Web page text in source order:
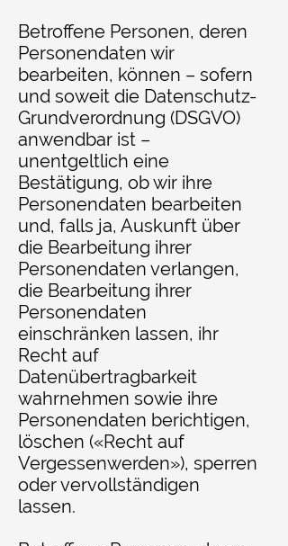
Betroffene Personen, deren
Personendaten wir
bearbeiten, können – sofern
und soweit die Datenschutz-
Grundverordnung (DSGVO)
anwendbar ist –
unentgeltlich eine
Bestätigung, ob wir ihre
Personendaten bearbeiten
und, falls ja, Auskunft über
die Bearbeitung ihrer
Personendaten verlangen,
die Bearbeitung ihrer
Personendaten
einschränken lassen, ihr
Recht auf
Datenübertragbarkeit
wahrnehmen sowie ihre
Personendaten berichtigen,
löschen («Recht auf
Vergessenwerden»), sperren
oder vervollständigen
lassen.